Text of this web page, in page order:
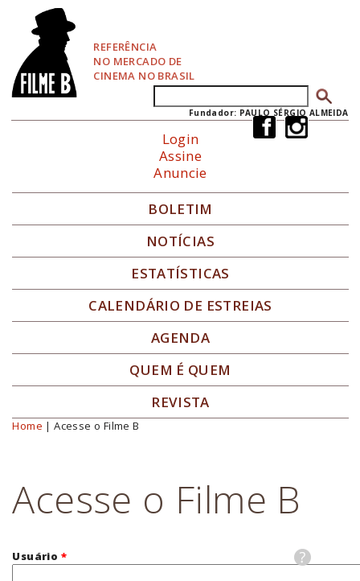
REFERÊNCIA
NO MERCADO DE
CINEMA NO BRASIL
Formulário de busca
Fundador: PAULO SÉRGIO ALMEIDA
Login
Assine
Anuncie
BOLETIM
NOTÍCIAS
ESTATÍSTICAS
CALENDÁRIO DE ESTREIAS
AGENDA
QUEM É QUEM
REVISTA
Você está aqui
Home | Acesse o Filme B
Acesse o Filme B
Usuário *